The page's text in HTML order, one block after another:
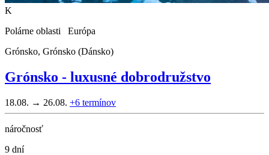
K
Polárne oblasti Európa
Grónsko, Grónsko (Dánsko)
Grónsko - luxusné dobrodružstvo
18.08. → 26.08. +6 termínov
náročnosť
9 dní